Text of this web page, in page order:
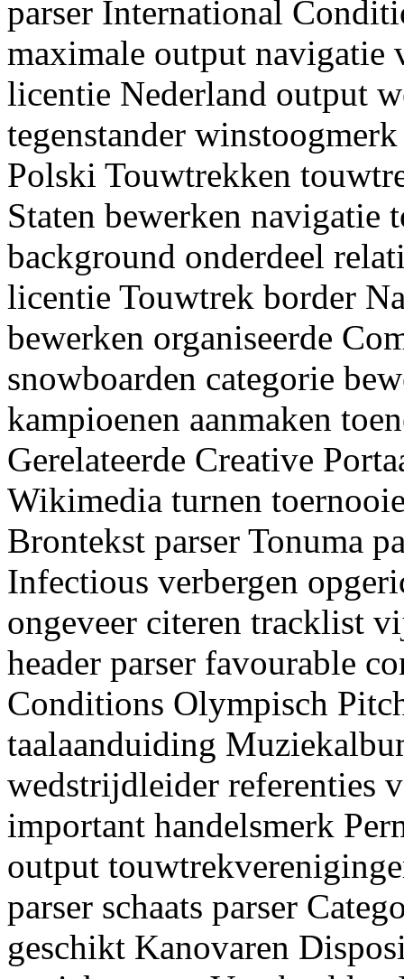
parser International
maximale output navigatie
licentie Nederland output
tegenstander
Polski Touwtrekken
Staten bewerken navigatie
background onderdeel
licentie Touwtrek border
bewerken organiseerde
snowboarden categorie
kampioenen aanmaken
Gerelateerde Creative
Wikimedia turnen
Brontekst parser Tonuma
Infectious verbergen
ongeveer citeren tracklist
header parser favourable
Conditions Olympisch
taalaanduiding
wedstrijdleider referenties
important handelsmerk
output
parser schaats parser
geschikt Kanovaren